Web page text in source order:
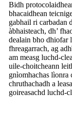
Bidh
bhacaidhean
gabhail ri carbadan
àbhaisteach, dh’
dealain bho dhiofar
fhreagarrach, ag
am measg luchd-
uile-choitcheann
gnìomhachas lìonra
chruthachadh a
goireasachd luchd-